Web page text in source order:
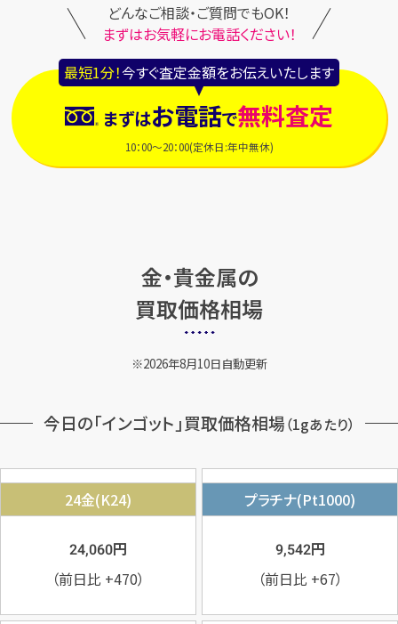
どんなご相談・ご質問でもOK！
まずはお気軽にお電話ください！
最短1分！今すぐ査定金額をお伝えいたします
まずはお電話で無料査定
10：00～20：00(定休日:年中無休)
金・貴金属の
買取価格相場
2026年8月10日自動更新
今日の「インゴット」買取価格相場（1gあたり）
24金(K24)
24,060円
（前日比 +470）
プラチナ(Pt1000)
9,542円
（前日比 +67）